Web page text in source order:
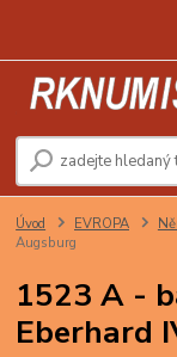
Úvod EVROPA
Augsburg
1523 A -
Eberhard